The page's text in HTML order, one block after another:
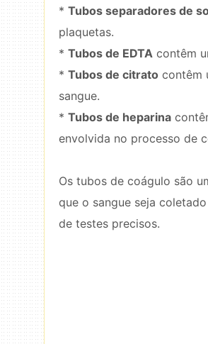
* Tubos separadores de
plaquetas.
* Tubos de EDTA contêm
* Tubos de citrato contêm
sangue.
* Tubos de heparina
envolvida no processo de
Os tubos de coágulo são
que o sangue seja
de testes precisos.